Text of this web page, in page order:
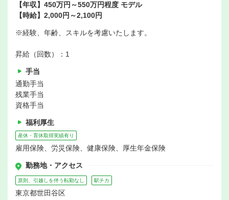
【年収】450万円～550万円程度 モデル
【時給】2,000円～2,100円
※経験、年齢、スキルを考慮いたします。
昇給（回数）：1
手当
通勤手当
残業手当
資格手当
福利厚生
産休・育休取得実績有り
雇用保険、労災保険、健康保険、厚生年金保険
勤務地・アクセス
原則、引越しを伴う転勤なし 駅チカ
東京都世田谷区